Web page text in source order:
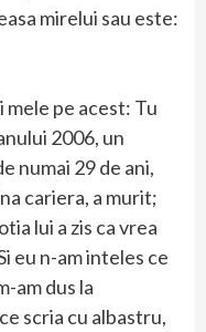
mirelui sau este:
pe acest: Tu
2006, un
numai 29 de ani,
cariera, a murit;
lui a zis ca vrea
eu n-am inteles ce
am dus la
scria cu albastru,